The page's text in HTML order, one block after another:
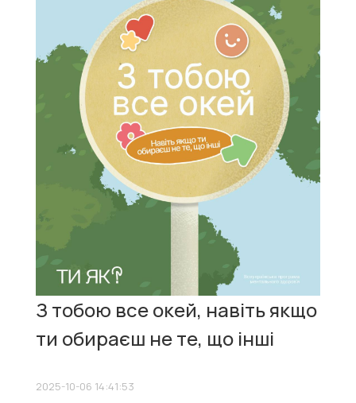
З тобою все окей, навіть якщо
ти обираєш не те, що інші
2025-10-06 14:41:53